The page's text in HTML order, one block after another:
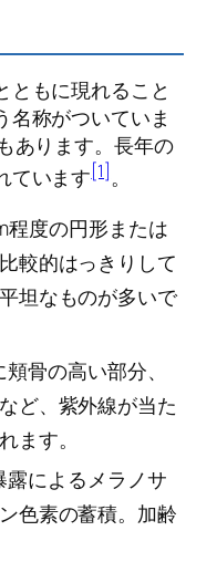
ともに現れること
名称がついていま
あります。長年の
ています[1]。
程度の円形または
較的はっきりして
坦なものが多いで
骨の高い部分、
ど、紫外線が当た
ます。
によるメラノサ
色素の蓄積。加齢